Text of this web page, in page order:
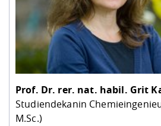
Prof. Dr. rer. nat. habil. Grit
Studiendekanin
M.Sc.)